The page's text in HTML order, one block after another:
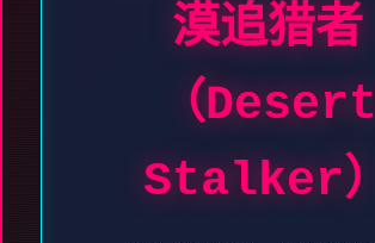
漠追猎者
（Desert
Stalker）